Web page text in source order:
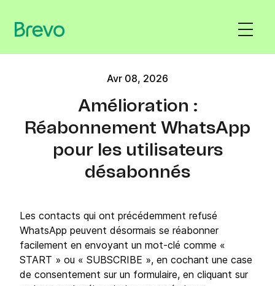
Avr 08, 2026
Amélioration :
Réabonnement WhatsApp
pour les utilisateurs
désabonnés
Les contacts qui ont précédemment refusé
WhatsApp peuvent désormais se réabonner
facilement en envoyant un mot-clé comme «
START » ou « SUBSCRIBE », en cochant une case
de consentement sur un formulaire, en cliquant sur